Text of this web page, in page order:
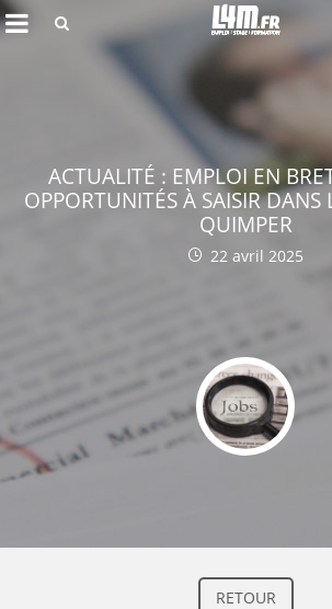
RETOUR
ACTUALITÉ : EMPLOI EN
OPPORTUNITÉS À SAISIR DANS
QUIMPER
22 avril 2025